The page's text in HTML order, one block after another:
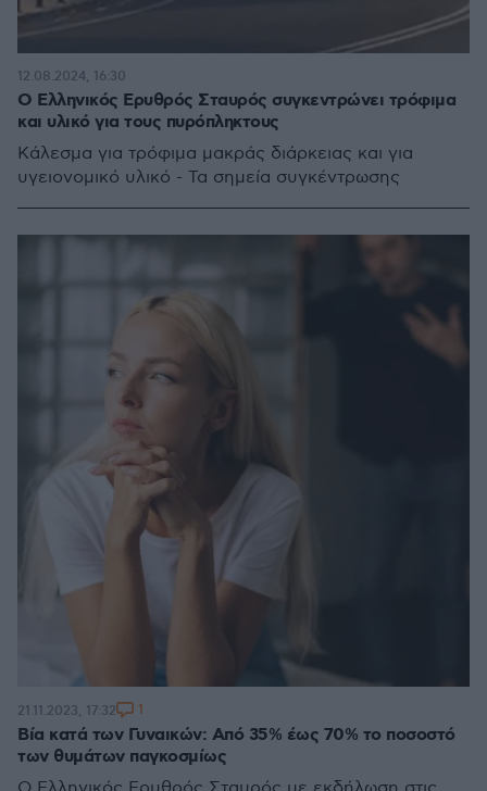
O Ελληνικός Ερυθρός Σταυρός συγκεντρώνει τρόφιμα
και υλικό για τους πυρόπληκτους
Κάλεσμα για τρόφιμα μακράς διάρκειας και για
υγειονομικό υλικό - Τα σημεία συγκέντρωσης
12.08.2024, 16:30
Βία κατά των Γυναικών: Από 35% έως 70% το ποσοστό
των θυμάτων παγκοσμίως
21.11.2023, 17:32 1